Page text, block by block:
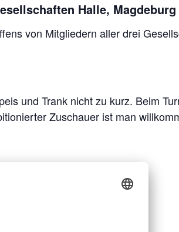
Halle,
von Mitgliedern aller drei
und Trank nicht zu kurz. Beim
Zuschauer ist man